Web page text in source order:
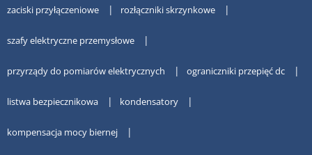
zaciski przyłączeniowe rozłączniki skrzynkowe
szafy elektryczne przemysłowe
przyrządy do pomiarów elektrycznych ograniczniki przepięć dc
listwa bezpiecznikowa kondensatory
kompensacja mocy biernej